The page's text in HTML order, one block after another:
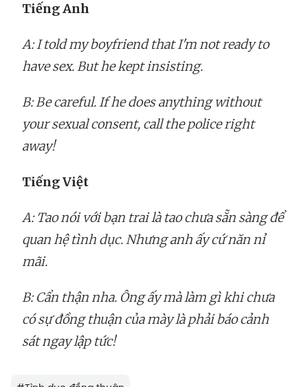
Tiếng Anh
A: I told my boyfriend that I'm not ready to
have sex. But he kept insisting.
B: Be careful. If he does anything without
your sexual consent, call the police right
away!
Tiếng Việt
A: Tao nói với bạn trai là tao chưa sẵn sàng để
quan hệ tình dục. Nhưng anh ấy cứ năn nỉ
mãi.
B: Cẩn thận nha. Ông ấy mà làm gì khi chưa
có sự đồng thuận của mày là phải báo cảnh
sát ngay lập tức!